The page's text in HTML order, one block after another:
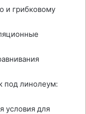
и грибковому
под линолеум:
условия для